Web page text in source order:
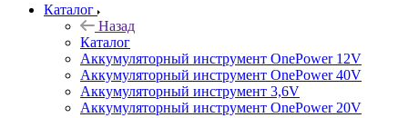
Каталог
Назад
Каталог
Аккумуляторный инструмент OnePower 12V
Аккумуляторный инструмент OnePower 40V
Аккумуляторный инструмент 3,6V
Аккумуляторный инструмент OnePower 20V